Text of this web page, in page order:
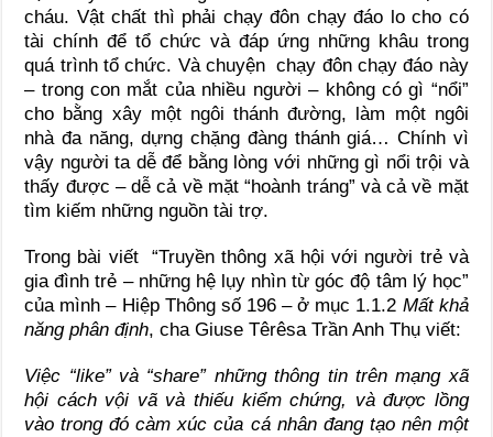
cháu. Vật chất thì phải chạy đôn chạy đáo lo cho có
tài chính để tổ chức và đáp ứng những khâu trong
quá trình tổ chức. Và chuyện chạy đôn chạy đáo này
– trong con mắt của nhiều người – không có gì “nổi”
cho bằng xây một ngôi thánh đường, làm một ngôi
nhà đa năng, dựng chặng đàng thánh giá… Chính vì
vậy người ta dễ để bằng lòng với những gì nổi trội và
thấy được – dễ cả về mặt “hoành tráng” và cả về mặt
tìm kiếm những nguồn tài trợ.
Trong bài viết “Truyền thông xã hội với người trẻ và
gia đình trẻ – những hệ lụy nhìn từ góc độ tâm lý học”
của mình – Hiệp Thông số 196 – ở mục 1.1.2 Mất khả
năng phân định, cha Giuse Têrêsa Trần Anh Thụ viết:
Việc “like” và “share” những thông tin trên mạng xã
hội cách vội vã và thiếu kiểm chứng, và được lồng
vào trong đó càm xúc của cá nhân đang tạo nên một